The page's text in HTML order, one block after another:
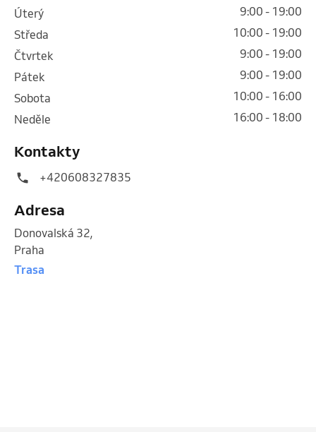
úterý
9:00 - 19:00
středa
10:00 - 19:00
čtvrtek
9:00 - 19:00
pátek
9:00 - 19:00
sobota
10:00 - 16:00
neděle
16:00 - 18:00
Kontakty
+420608327835
Adresa
Donovalská 32,
Praha
Trasa